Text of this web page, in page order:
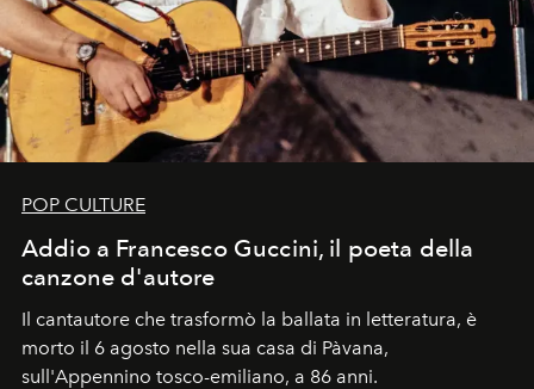
POP CULTURE
Addio a Francesco Guccini, il poeta della
canzone d'autore
Il cantautore che trasformò la ballata in letteratura, è
morto il 6 agosto nella sua casa di Pàvana,
sull'Appennino tosco-emiliano, a 86 anni.